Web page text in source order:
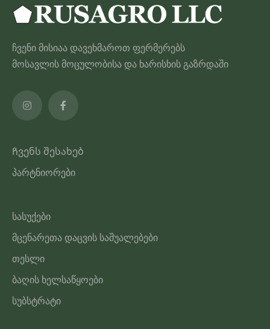
შეიძლება
შეირჩეს
გვერდზე
შეიძლება
შეირჩეს
ჩვენი მისიაა დავეხმაროთ ფერმერებს
მოსავლის მოცულობისა და ხარისხის გაზრდაში
Ჩვენს შესახებ
პარტნიორები
სასუქები
მცენარეთა დაცვის საშუალებები
თესლი
ბაღის ხელსაწყოები
სუბსტრატი